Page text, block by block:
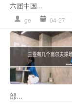
六届中国...
ge 04-27
部...